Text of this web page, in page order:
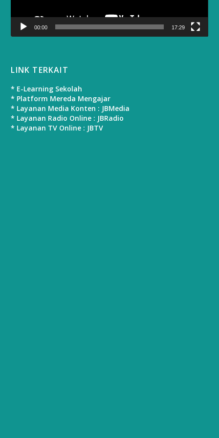
00:00 17:29
LINK TERKAIT
* E-Learning Sekolah
* Platform Mereda Mengajar
* Layanan Media Konten : JBMedia
* Layanan Radio Online : JBRadio
* Layanan TV Online : JBTV